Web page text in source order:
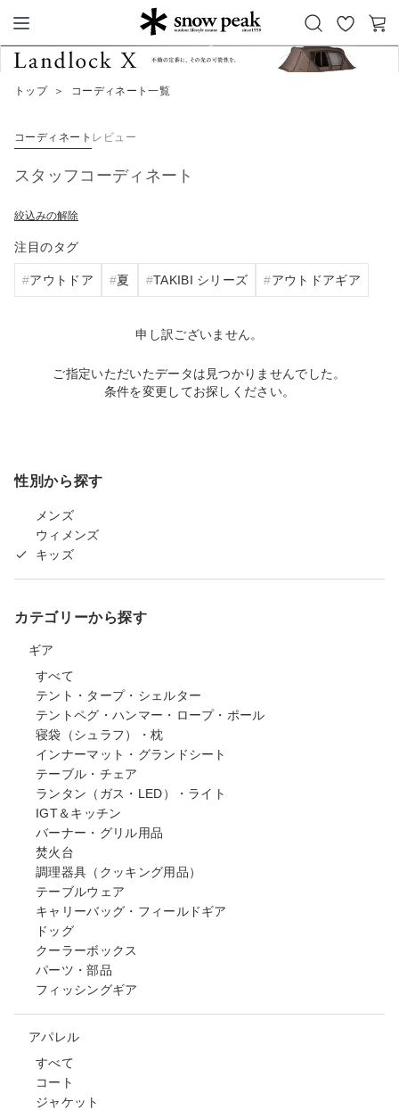
Snow Peak
お
気
カ
トップ ＞ コーディネート一覧
コーディネート レビュー
スタッフコーディネート
絞込みの解除
注目のタグ
アウトドア 夏 TAKIBI シリーズ アウトドアギア
申し訳ございません。
ご指定いただいたデータは見つかりませんでした。
条件を変更してお探しください。
性別から探す
メンズ
ウィメンズ
キッズ
カテゴリーから探す
ギア
すべて
テント・タープ・シェルター
テントペグ・ハンマー・ロープ・ポール
寝袋（シュラフ）・枕
インナーマット・グランドシート
テーブル・チェア
ランタン（ガス・LED）・ライト
IGT＆キッチン
バーナー・グリル用品
焚火台
調理器具（クッキング用品）
テーブルウェア
キャリーバッグ・フィールドギア
ドッグ
クーラーボックス
パーツ・部品
フィッシングギア
アパレル
すべて
コート
ジャケット